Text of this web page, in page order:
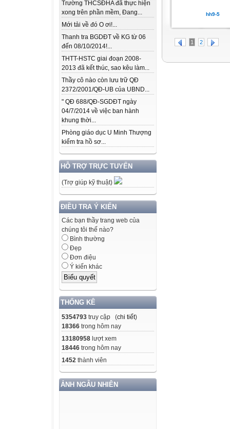
Trường THCSĐHA đã thực hiện
xong trên phần mềm, Đang...
Mới tải về đó O ơi!...
Thanh tra BGDĐT về KG từ 06
đến 08/10/2014!...
THTT-HSTC giai đoạn 2008-
2013 đã kết thúc, sao kêu làm...
Thầy cô nào còn lưu trữ QĐ
2372/2001/QĐ-UB của UBND...
" QĐ 688/QĐ-SGDĐT ngày
04/7/2014 về việc ban hành
khung thời...
Phòng giáo dục U Minh Thượng
kiểm tra hồ sơ...
HỖ TRỢ TRỰC TUYẾN
(Trợ giúp kỹ thuật)
ĐIỀU TRA Ý KIẾN
Các bạn thầy trang web của
chúng tôi thế nào?
Bình thường
Đẹp
Đơn điệu
Ý kiến khác
THỐNG KÊ
5354793 truy cập (chi tiết)
18366 trong hôm nay
13180958 lượt xem
18446 trong hôm nay
1452 thành viên
ẢNH NGẪU NHIÊN
hh9-5
1 2